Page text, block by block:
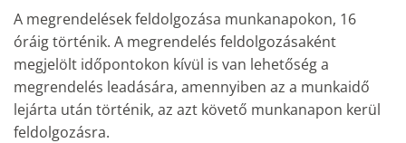
A megrendelések feldolgozása munkanapokon, 16
óráig történik. A megrendelés feldolgozásaként
megjelölt időpontokon kívül is van lehetőség a
megrendelés leadására, amennyiben az a munkaidő
lejárta után történik, az azt követő munkanapon kerül
feldolgozásra.